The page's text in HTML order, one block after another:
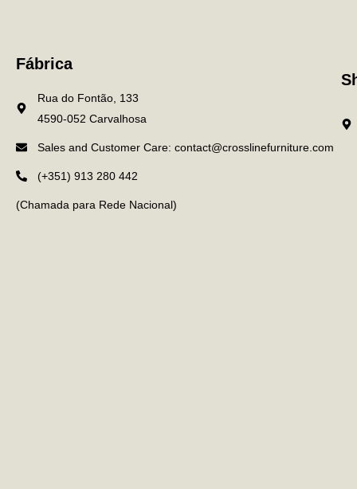
Fábrica
Rua do Fontão, 133
4590-052 Carvalhosa
Sales and Customer Care: contact@crosslinefurniture.com
(+351) 913 280 442
(Chamada para Rede Nacional)